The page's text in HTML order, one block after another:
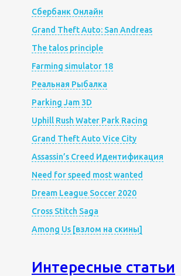
Сбербанк Онлайн
Grand Theft Auto: San Andreas
The talos principle
Farming simulator 18
Реальная Рыбалка
Parking Jam 3D
Uphill Rush Water Park Racing
Grand Theft Auto Vice City
Assassin’s Creed Идентификация
Need for speed most wanted
Dream League Soccer 2020
Cross Stitch Saga
Among Us [взлом на скины]
Интересные статьи